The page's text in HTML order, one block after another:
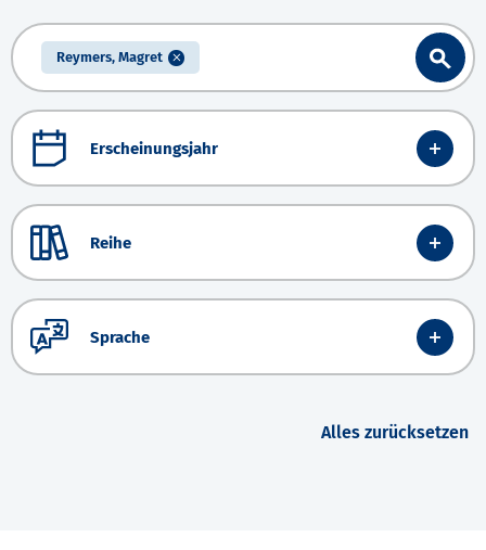
Reymers, Magret
Erscheinungsjahr
Reihe
Sprache
Alles zurücksetzen